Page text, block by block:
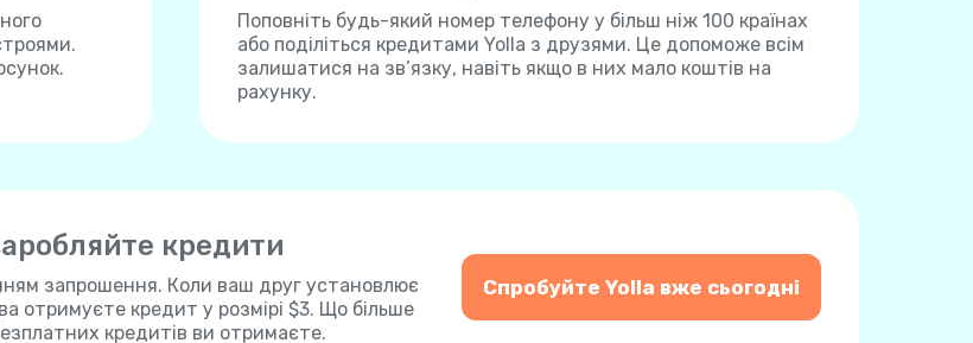
Поповніть будь-який номер телефону у більш ніж 100 країнах
або поділіться кредитами Yolla з друзями. Це допоможе всім
залишатися на зв’язку, навіть якщо в них мало коштів на
рахунку.
кредити
запрошення. Коли ваш друг установлює
отримуєте кредит у розмірі $3. Що більше
кредитів ви отримаєте.
Спробуйте Yolla вже сьогодні